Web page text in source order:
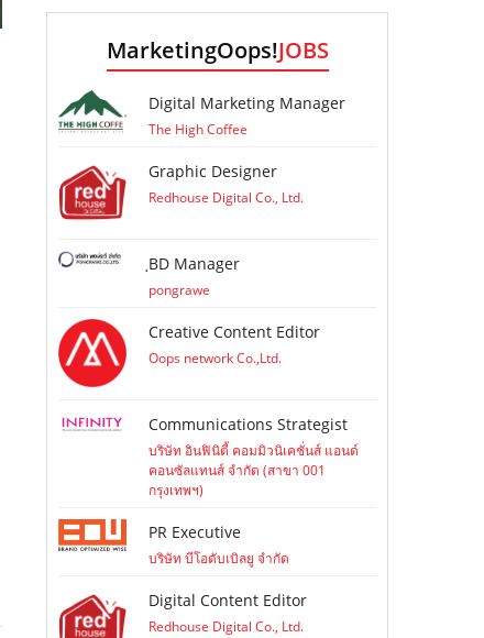
MarketingOops!JOBS
Digital Marketing Manager
The High Coffee
Graphic Designer
Redhouse Digital Co., Ltd.
ฺBD Manager
pongrawe
Creative Content Editor
Oops network Co.,Ltd.
Communications Strategist
บริษัท อินฟินิตี้ คอมมิวนิเคชั่นส์ แอนด์
คอนซัลแทนส์ จำกัด (สาขา 001
กรุงเทพฯ)
PR Executive
บริษัท บีโอดับเบิลยู จำกัด
Digital Content Editor
Redhouse Digital Co., Ltd.